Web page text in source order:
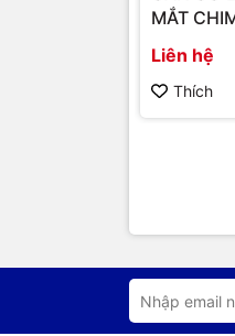
MẮT
Liên hệ
Thích